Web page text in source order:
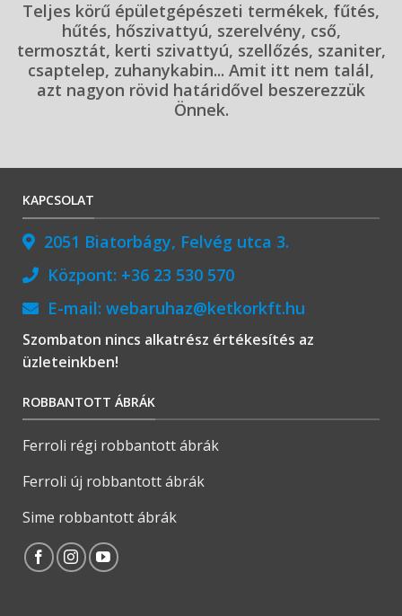
Teljes körű épületgépészeti termékek, fűtés,
hűtés, hőszivattyú, szerelvény, cső,
termosztát, kerti szivattyú, szellőzés, szaniter,
csaptelep, zuhanykabin... Amit itt nem talál,
azt nagyon rövid határidővel beszerezzük
Önnek.
KAPCSOLAT
2051 Biatorbágy, Felvég utca 3.
Központ: +36 23 530 570
E-mail: webaruhaz@ketkorkft.hu
Szombaton nincs alkatrész értékesítés az
üzleteinkben!
ROBBANTOTT ÁBRÁK
Ferroli régi robbantott ábrák
Ferroli új robbantott ábrák
Sime robbantott ábrák